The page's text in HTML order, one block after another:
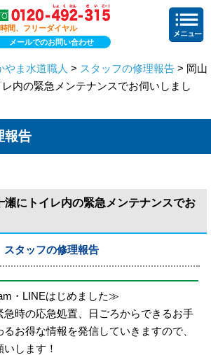
間、フリーダイヤル
メールでのお問い合わせ
やま水道職人 > スタッフの修理報告 > 岡山
内の緊急メンテナンスでお伺いしまし
報告
瀬にトイレ内の緊急メンテナンスでお
スタッフの修理報告
・LINEはじめました≫
急時の応急処置、日ごろからできるお手
お得な情報を発信していきますので、
します！